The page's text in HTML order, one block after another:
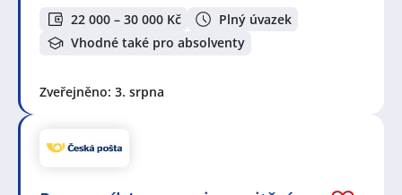
22 000 – 30 000 Kč
Plný úvazek
Vhodné také pro absolventy
Zveřejněno: 3. srpna